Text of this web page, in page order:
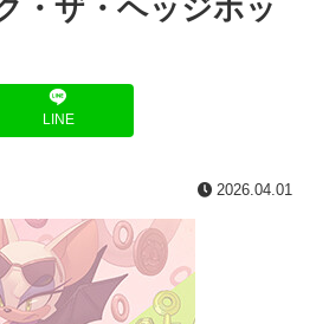
・ザ・ヘッジホッ
LINE
2026.04.01